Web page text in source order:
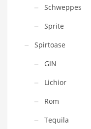
Schweppes
Sprite
Spirtoase
GIN
Lichior
Rom
Tequila